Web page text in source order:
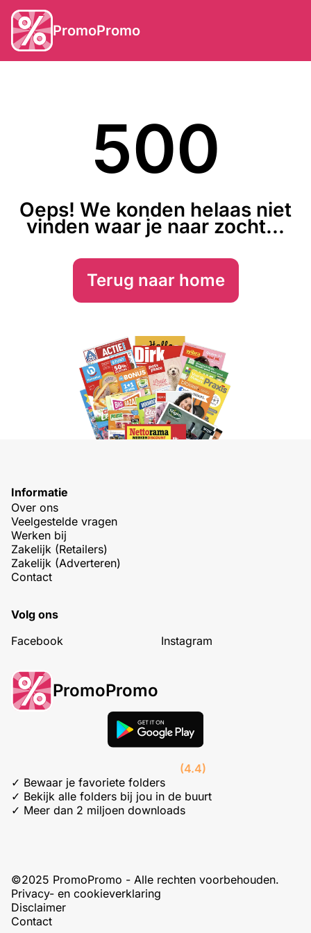
PromoPromo
500
Oeps! We konden helaas niet
vinden waar je naar zocht...
Terug naar home
Informatie
Over ons
Veelgestelde vragen
Werken bij
Zakelijk (Retailers)
Zakelijk (Adverteren)
Contact
Volg ons
Facebook
Instagram
PromoPromo
(4.4)
✓ Bewaar je favoriete folders
✓ Bekijk alle folders bij jou in de buurt
✓ Meer dan 2 miljoen downloads
©2025 PromoPromo - Alle rechten voorbehouden.
Privacy- en cookieverklaring
Disclaimer
Contact